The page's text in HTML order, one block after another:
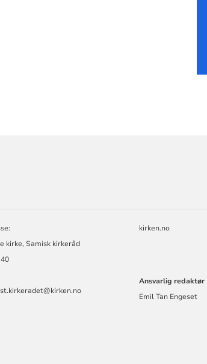
kirke, Samisk kirkeråd
kirken.no
Ansvarlig redaktør
Emil Tan Engeset